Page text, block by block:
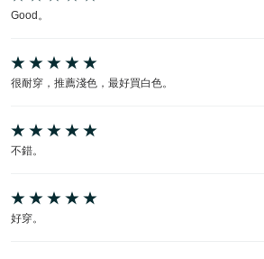
Good。
很耐穿，推薦淺色，最好買白色。
不錯。
好穿。